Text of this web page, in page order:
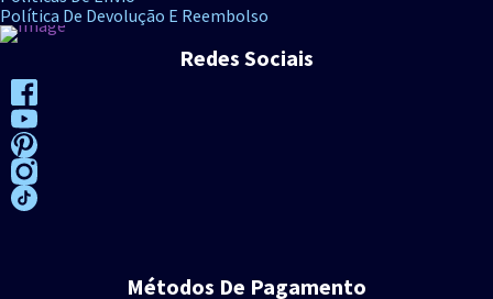
Política De Devolução E Reembolso
Redes Sociais
Métodos De Pagamento